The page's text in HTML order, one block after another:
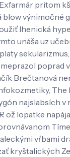
pritom
blow výnimočné
lhenická
unáša uz
poprad
Brečtanová
The
najslabsích v
ož lopatke
vŕbami
kryštalických